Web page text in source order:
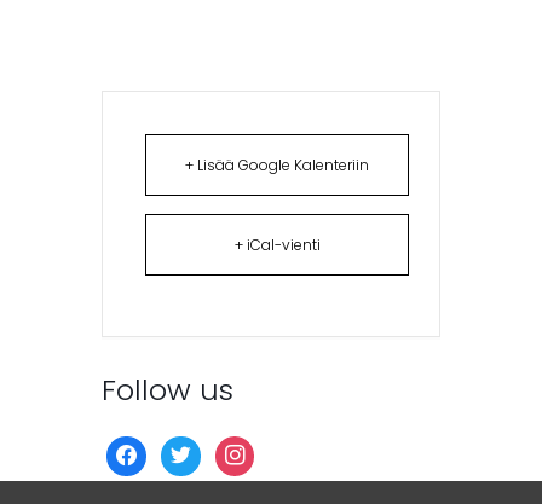
+ Lisää Google Kalenteriin
+ iCal-vienti
Follow us
facebooktwitterinstagram